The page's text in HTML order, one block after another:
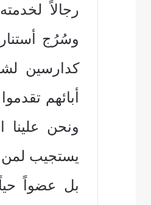
رجالاً
وسُرُج
كدارسين
أبائهم
ونحن علينا
يستجيب لمن
بل عضواً